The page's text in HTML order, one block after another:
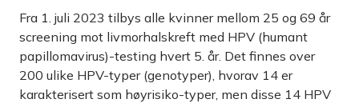
Fra 1. juli 2023 tilbys alle kvinner mellom 25 og 69 år
screening mot livmorhalskreft med HPV (humant
papillomavirus)-testing hvert 5. år. Det finnes over
200 ulike HPV-typer (genotyper), hvorav 14 er
karakterisert som høyrisiko-typer, men disse 14 HPV